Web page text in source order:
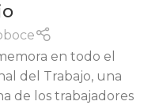
en todo el
del Trabajo, una
de los trabajadores